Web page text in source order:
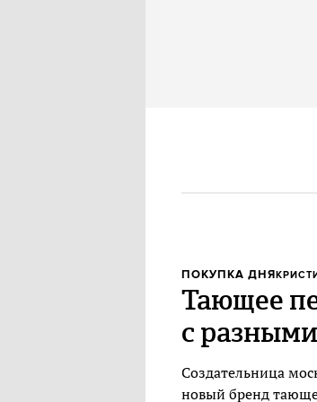
ПОКУПКА ДНЯ
Тающее
с
Создательница
новый бренд